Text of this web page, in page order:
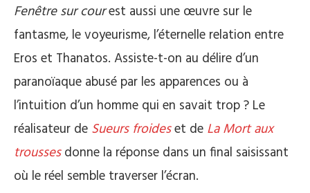
Fenêtre sur courest aussi une œuvre sur le
fantasme, le voyeurisme, l’éternelle relation entre
Eros et Thanatos. Assiste-t-on au délire d’un
paranoïaque abusé par les apparences ou à
l’intuition d’un homme qui en savait trop ? Le
réalisateur de Sueurs froideset de La Mort aux
troussesdonne la réponse dans un final saisissant
où le réel semble traverser l’écran.